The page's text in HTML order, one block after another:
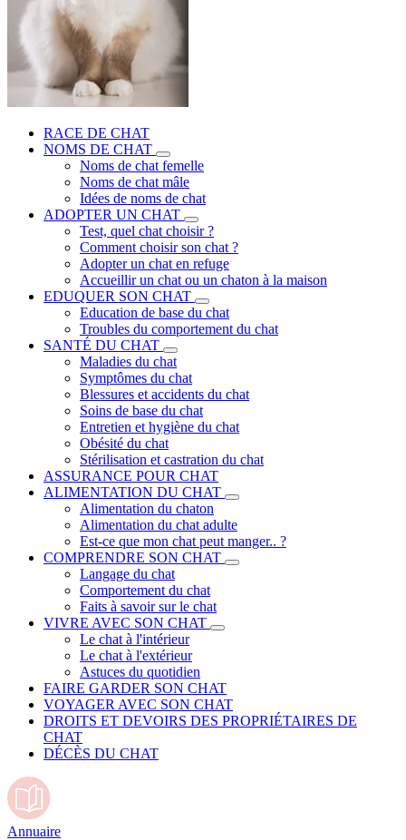
RACE DE CHAT
NOMS DE CHAT
Noms de chat femelle
Noms de chat mâle
Idées de noms de chat
ADOPTER UN CHAT
Test, quel chat choisir ?
Comment choisir son chat ?
Adopter un chat en refuge
Accueillir un chat ou un chaton à la maison
EDUQUER SON CHAT
Education de base du chat
Troubles du comportement du chat
SANTÉ DU CHAT
Maladies du chat
Symptômes du chat
Blessures et accidents du chat
Soins de base du chat
Entretien et hygiène du chat
Obésité du chat
Stérilisation et castration du chat
ASSURANCE POUR CHAT
ALIMENTATION DU CHAT
Alimentation du chaton
Alimentation du chat adulte
Est-ce que mon chat peut manger.. ?
COMPRENDRE SON CHAT
Langage du chat
Comportement du chat
Faits à savoir sur le chat
VIVRE AVEC SON CHAT
Le chat à l'intérieur
Le chat à l'extérieur
Astuces du quotidien
FAIRE GARDER SON CHAT
VOYAGER AVEC SON CHAT
DROITS ET DEVOIRS DES PROPRIÉTAIRES DE
CHAT
DÉCÈS DU CHAT
Annuaire